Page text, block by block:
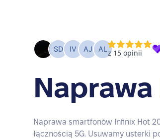
Naprawa
Naprawa smartfonów Infinix Hot
łącznością 5G. Usuwamy usterki